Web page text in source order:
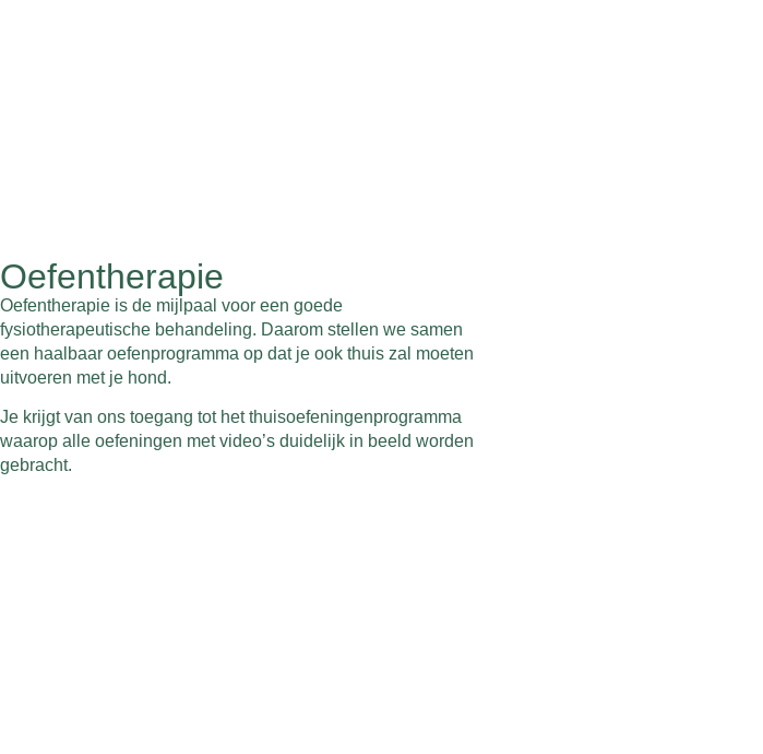
Oefentherapie
Oefentherapie is de mijlpaal voor een goede
fysiotherapeutische behandeling. Daarom stellen we samen
een haalbaar oefenprogramma op dat je ook thuis zal moeten
uitvoeren met je hond.
Je krijgt van ons toegang tot het thuisoefeningenprogramma
waarop alle oefeningen met video’s duidelijk in beeld worden
gebracht.